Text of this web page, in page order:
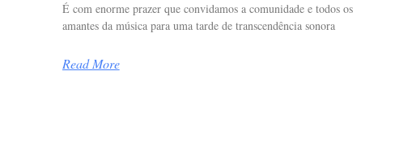
É com enorme prazer que convidamos a comunidade e todos os
amantes da música para uma tarde de transcendência sonora
Read More